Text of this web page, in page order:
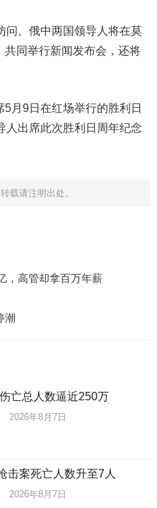
问。俄中两国领导人将在莫
同举行新闻发布会，还将
月9日在红场举行的胜利日
人出席此次胜利日周年纪念
载请注明出处。
，高管却拿百万年薪
潮
亡总人数逼近250万
2026年8月7日
击案死亡人数升至7人
2026年8月7日